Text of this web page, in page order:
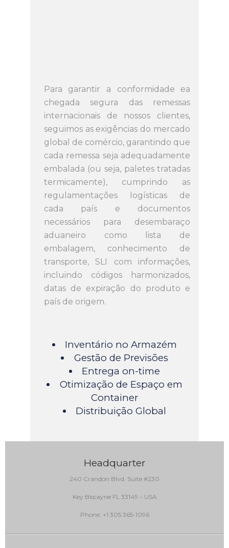
Para garantir a conformidade ea
chegada segura das remessas
internacionais de nossos clientes,
seguimos as exigências do mercado
global de comércio, garantindo que
cada remessa seja adequadamente
embalada (ou seja, paletes tratadas
termicamente), cumprindo as
regulamentações logísticas de
cada país e documentos
necessários para desembaraço
aduaneiro como lista de
embalagem, conhecimento de
transporte, SLI com informações,
incluindo códigos harmonizados,
datas de expiração do produto e
país de origem.
Inventário no Armazém
Gestão de Previsões
Entrega on-time
Otimização de Espaço em
Container
Distribuição Global
Headquarter
240 Crandon Blvd. Suite #230
Key Biscayne FL 33149 – USA
Phone: +1 305 365-1096